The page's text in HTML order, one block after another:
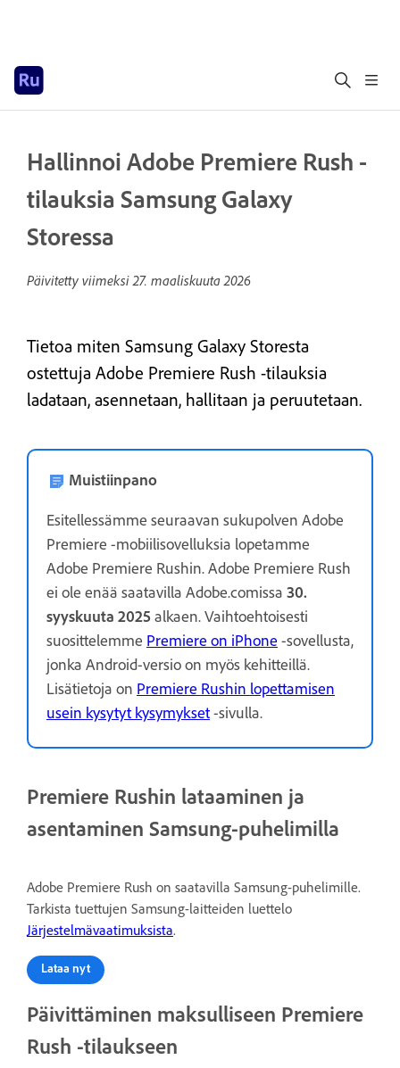
Hallinnoi Adobe Premiere Rush -
tilauksia Samsung Galaxy
Storessa
Päivitetty viimeksi27. maaliskuuta 2026
Tietoa miten Samsung Galaxy Storesta
ostettuja Adobe Premiere Rush -tilauksia
ladataan, asennetaan, hallitaan ja peruutetaan.
Muistiinpano
Esitellessämme seuraavan sukupolven Adobe
Premiere -mobiilisovelluksia lopetamme
Adobe Premiere Rushin. Adobe Premiere Rush
ei ole enää saatavilla Adobe.comissa 30.
syyskuuta 2025alkaen. Vaihtoehtoisesti
suosittelemme Premiere on iPhone -sovellusta,
jonka Android-versio on myös kehitteillä.
Lisätietoja on Premiere Rushin lopettamisen
usein kysytyt kysymykset-sivulla.
Premiere Rushin lataaminen ja
asentaminen Samsung-puhelimilla
Adobe Premiere Rush on saatavilla Samsung-puhelimille.
Tarkista tuettujen Samsung-laitteiden luettelo
Järjestelmävaatimuksista.
Lataa nyt
Päivittäminen maksulliseen Premiere
Rush -tilaukseen